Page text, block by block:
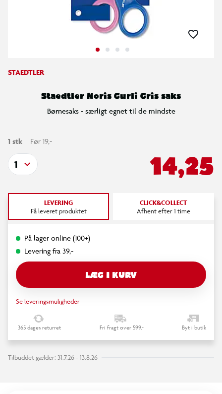
STAEDTLER
Staedtler Noris Gurli Gris saks
Børnesaks - særligt egnet til de mindste
1 stk Før 19,-
14,25
1
LEVERING
Få leveret produktet
CLICK&COLLECT
Afhent efter 1 time
På lager online (100+)
Levering fra 39,-
LÆG I KURV
Se leveringsmuligheder
365 dages returret Fri fragt over 599,- Byt i butik
Tilbuddet gælder: 31.7.26 - 13.8.26